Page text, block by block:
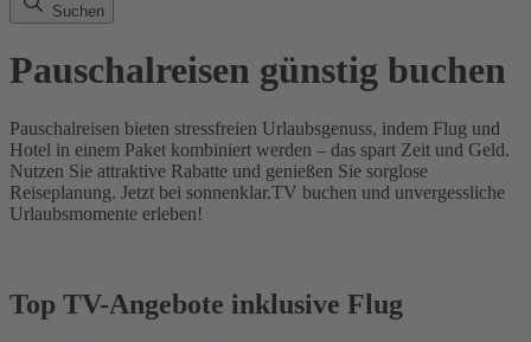
Suchen
Pauschalreisen günstig buchen
Pauschalreisen bieten stressfreien Urlaubsgenuss, indem Flug und
Hotel in einem Paket kombiniert werden – das spart Zeit und Geld.
Nutzen Sie attraktive Rabatte und genießen Sie sorglose
Reiseplanung. Jetzt bei sonnenklar.TV buchen und unvergessliche
Urlaubsmomente erleben!
Top TV-Angebote inklusive Flug